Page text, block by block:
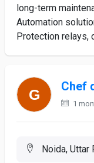
long-term
Automation
Protection relays,
Chef
1
Noida, Uttar